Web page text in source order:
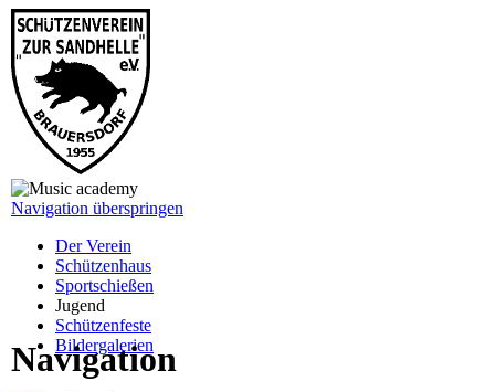
Navigation überspringen
Der Verein
Schützenhaus
Sportschießen
Jugend
Schützenfeste
Bildergalerien
Navigation